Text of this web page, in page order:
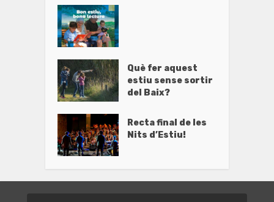
Què fer aquest
estiu sense sortir
del Baix?
Recta final de les
Nits d’Estiu!